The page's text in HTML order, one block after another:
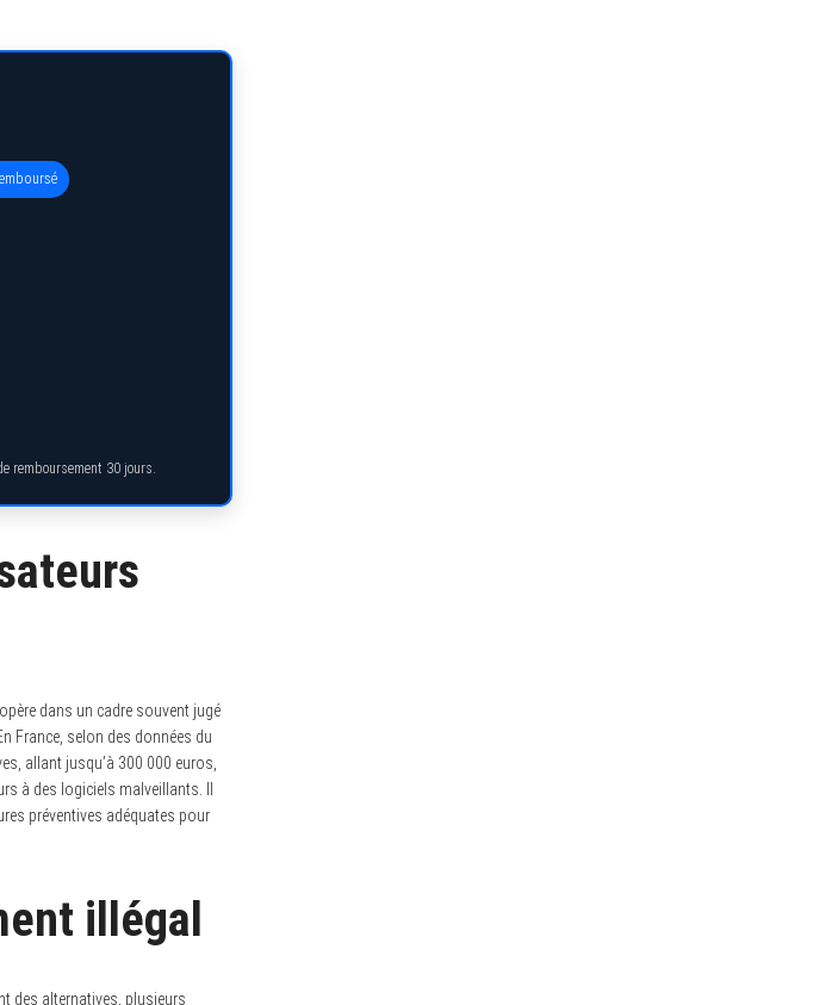
remboursement 30 jours.
dans un cadre souvent jugé
France, selon des données du
allant jusqu’à 300 000 euros,
à des logiciels malveillants. Il
préventives adéquates pour
illégal
des alternatives, plusieurs